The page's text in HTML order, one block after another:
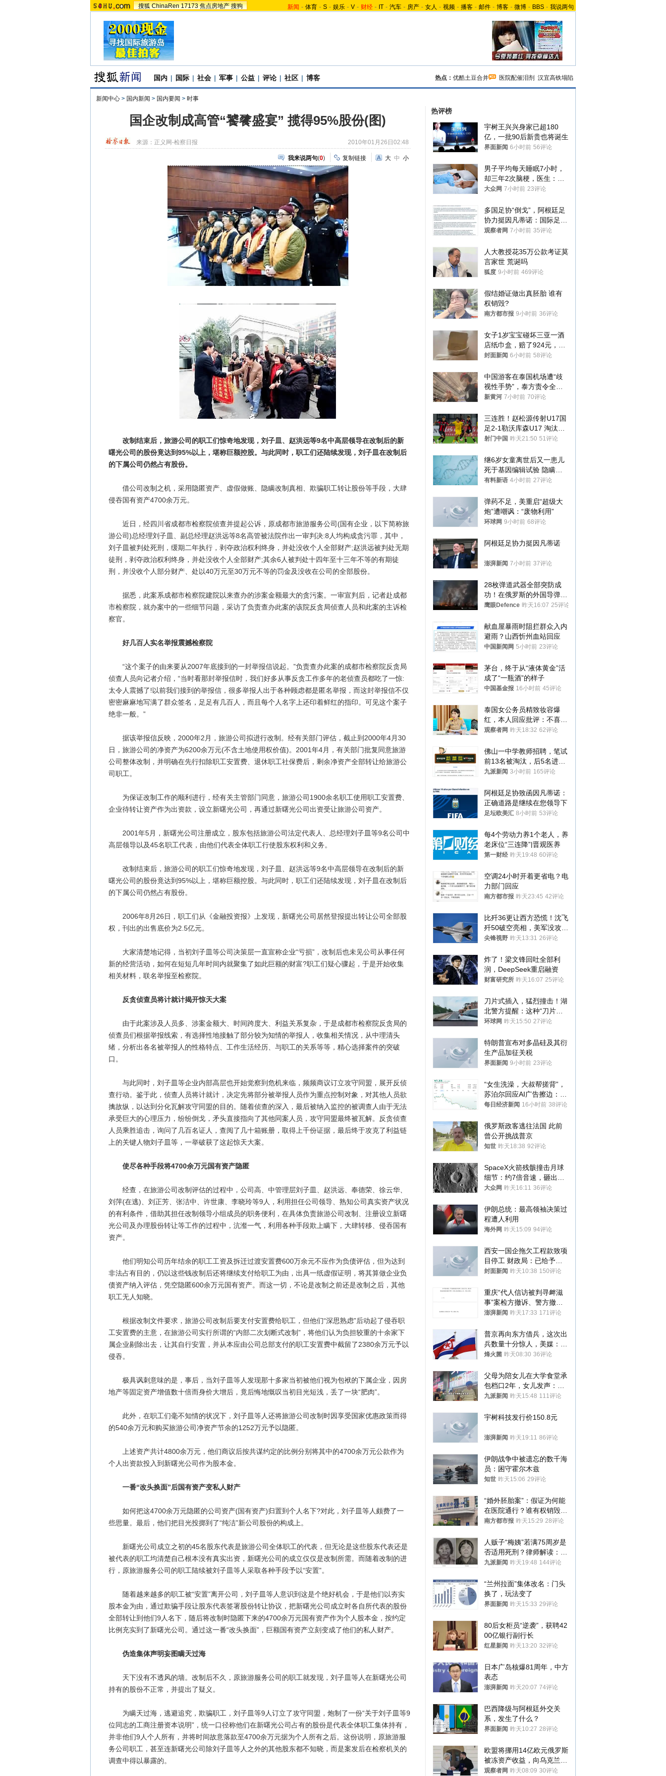
搜狐 ChinaRen 17173 焦点房地产 搜狗 新闻 - 体育 - S - 娱乐 - V - 财经 - IT - 汽车 - 房产 - 女人 - 视频 - 播客 - 邮件 - 博客 - 微博 - BBS - 我说两句
国内 | 国际 | 社会 | 军事 | 公益 | 评论 | 社区 | 博客 热点： 优酷土豆合并 医院配催泪剂 汉宜高铁塌陷
新闻中心 > 国内新闻 > 国内要闻 > 时事
国企改制成高管“饕餮盛宴” 揽得95%股份(图)
来源： 正义网-检察日报 2010年01月26日02:48
我来说两句(0) 复制链接 大 中 小
改制结束后，旅游公司的职工们惊奇地发现，刘子皿、赵洪远等9名中高层领导在改制后的新
曙光公司的股份竟达到95%以上，堪称巨额控股。与此同时，职工们还陆续发现，刘子皿在改制后
的下属公司仍然占有股份。
借公司改制之机，采用隐匿资产、虚假做账、隐瞒改制真相、欺骗职工转让股份等手段，大肆
侵吞国有资产4700余万元。
近日，经四川省成都市检察院侦查并提起公诉，原成都市旅游服务公司(国有企业，以下简称旅
游公司)总经理刘子皿、副总经理赵洪远等8名高管被法院作出一审判决:8人均构成贪污罪，其中，
刘子皿被判处死刑，缓期二年执行，剥夺政治权利终身，并处没收个人全部财产;赵洪远被判处无期
徒刑，剥夺政治权利终身，并处没收个人全部财产;其余6人被判处十四年至十三年不等的有期徒
刑，并没收个人部分财产、处以40万元至30万元不等的罚金及没收在公司的全部股份。
据悉，此案系成都市检察院建院以来查办的涉案金额最大的贪污案。一审宣判后，记者赴成都
市检察院，就办案中的一些细节问题，采访了负责查办此案的该院反贪局侦查人员和此案的主诉检
察官。
好几百人实名举报震撼检察院
“这个案子的由来要从2007年底接到的一封举报信说起。”负责查办此案的成都市检察院反贪局
侦查人员向记者介绍，“当时看那封举报信时，我们好多从事反贪工作多年的老侦查员都吃了一惊:
太令人震撼了!以前我们接到的举报信，很多举报人出于各种顾虑都是匿名举报，而这封举报信不仅
密密麻麻地写满了群众签名，足足有几百人，而且每个人名字上还印着鲜红的指印。可见这个案子
绝非一般。”
据该举报信反映，2000年2月，旅游公司拟进行改制。经有关部门评估，截止到2000年4月30
日，旅游公司的净资产为6200余万元(不含土地使用权价值)。2001年4月，有关部门批复同意旅游
公司整体改制，并明确在先行扣除职工安置费、退休职工社保费后，剩余净资产全部转让给旅游公
司职工。
为保证改制工作的顺利进行，经有关主管部门同意，旅游公司1900余名职工使用职工安置费、
企业待转让资产作为出资款，设立新曙光公司，再通过新曙光公司出资受让旅游公司资产。
2001年5月，新曙光公司注册成立，股东包括旅游公司法定代表人、总经理刘子皿等9名公司中
高层领导以及45名职工代表，由他们代表全体职工行使股东权利和义务。
改制结束后，旅游公司的职工们惊奇地发现，刘子皿、赵洪远等9名中高层领导在改制后的新
曙光公司的股份竟达到95%以上，堪称巨额控股。与此同时，职工们还陆续发现，刘子皿在改制后
的下属公司仍然占有股份。
2006年8月26日，职工们从《金融投资报》上发现，新曙光公司居然登报提出转让公司全部股
权，刊出的出售底价为2.5亿元。
大家清楚地记得，当初刘子皿等公司决策层一直宣称企业“亏损”，改制后也未见公司从事任何
新的经营活动，如何在短短几年时间内就聚集了如此巨额的财富?职工们疑心骤起，于是开始收集
相关材料，联名举报至检察院。
反贪侦查员将计就计揭开惊天大案
由于此案涉及人员多、涉案金额大、时间跨度大、利益关系复杂，于是成都市检察院反贪局的
侦查员们根据举报线索，有选择性地接触了部分较为知情的举报人，收集相关情况，从中理清头
绪，分析出各名被举报人的性格特点、工作生活经历、与职工的关系等等，精心选择案件的突破
口。
与此同时，刘子皿等企业内部高层也开始觉察到危机来临，频频商议订立攻守同盟，展开反侦
查行动。鉴于此，侦查人员将计就计，决定先将部分被举报人员作为重点控制对象，对其他人员欲
擒故纵，以达到分化瓦解攻守同盟的目的。随着侦查的深入，最后被纳入监控的被调查人由于无法
承受巨大的心理压力，纷纷倒戈，矛头直接指向了其他同案人员，攻守同盟最终被瓦解。反贪侦查
人员乘胜追击，询问了几百名证人，查阅了几十箱账册，取得上千份证据，最后终于攻克了利益链
上的关键人物刘子皿等，一举破获了这起惊天大案。
使尽各种手段将4700余万元国有资产隐匿
经查，在旅游公司改制评估的过程中，公司高、中管理层刘子皿、赵洪远、奉德荣、徐云华、
刘萍(在逃)、刘正芳、张洁中、许世康、李晓玲等9人，利用担任公司领导、熟知公司真实资产状况
的有利条件，借助其担任改制领导小组成员的职务便利，在具体负责旅游公司改制、注册设立新曙
光公司及办理股份转让等工作的过程中，沆瀣一气，利用各种手段欺上瞒下，大肆转移、侵吞国有
资产。
他们明知公司历年结余的职工工资及拆迁过渡安置费600万余元不应作为负债评估，但为达到
非法占有目的，仍以这些钱改制后还将继续支付给职工为由，出具一纸虚假证明，将其算做企业负
债资产纳入评估，凭空隐匿600余万元国有资产。而这一切，不论是改制之前还是改制之后，其他
职工无人知晓。
根据改制文件要求，旅游公司改制后要支付安置费给职工，但他们“深思熟虑”后动起了侵吞职
工安置费的主意，在旅游公司实行所谓的“内部二次划断式改制”，将他们认为负担较重的十余家下
属企业剔除出去，让其自行安置，并从本应由公司总部支付的职工安置费中截留了2380余万元予以
侵吞。
极具讽刺意味的是，事后，当刘子皿等人发现那十多家当初被他们视为包袱的下属企业，因房
地产等固定资产增值数十倍而身价大增后，竟后悔地慨叹当初目光短浅，丢了一块“肥肉”。
此外，在职工们毫不知情的状况下，刘子皿等人还将旅游公司改制时因享受国家优惠政策而得
的540余万元和购买旅游公司净资产节余的1252万元予以隐匿。
上述资产共计4800余万元，他们商议后按共谋约定的比例分别将其中的4700余万元公款作为
个人出资款投入到新曙光公司作为股本金。
一番“改头换面”后国有资产变私人财产
如何把这4700余万元隐匿的公司资产(国有资产)归置到个人名下?对此，刘子皿等人颇费了一
些思量。最后，他们把目光投掷到了“纯洁”新公司股份的构成上。
新曙光公司成立之初的45名股东代表是旅游公司全体职工的代表，但无论是这些股东代表还是
被代表的职工均清楚自己根本没有真实出资，新曙光公司的成立仅仅是改制所需。而随着改制的进
行，原旅游服务公司的职工陆续被刘子皿等人采取各种手段予以“安置”。
随着越来越多的职工被“安置”离开公司，刘子皿等人意识到这是个绝好机会，于是他们以夯实
股本金为由，通过欺骗手段让股东代表签署股份转让协议，把新曙光公司成立时各自所代表的股份
全部转让到他们9人名下，随后将改制时隐匿下来的4700余万元国有资产作为个人股本金，按约定
比例充实到了新曙光公司。通过这一番“改头换面”，巨额国有资产立刻变成了他们的私人财产。
伪造集体声明妄图瞒天过海
天下没有不透风的墙。改制后不久，原旅游服务公司的职工就发现，刘子皿等人在新曙光公司
持有的股份不正常，并提出了疑义。
为瞒天过海，逃避追究，欺骗职工，刘子皿等9人订立了攻守同盟，炮制了一份“关于刘子皿等9
位同志的工商注册资本说明”，统一口径称他们在新曙光公司占有的股份是代表全体职工集体持有，
并非他们9人个人所有，并将时间故意落款至4700余万元据为个人所有之后。这份说明，原旅游服
务公司职工，甚至连新曙光公司除刘子皿等人之外的其他股东都不知晓，而是案发后在检察机关的
调查中得以暴露的。
热评榜
宇树王兴兴身家已超180
亿，一批90后新贵也将诞生
界面新闻 6小时前 56评论
男子平均每天睡眠7小时，
却三年2次脑梗，医生：这
样睡觉更伤身
大众网 7小时前 23评论
多国足协“倒戈”，阿根廷足
协力挺因凡蒂诺：国际足联
今后应继续在其领导下前行
观察者网 7小时前 35评论
人大教授花35万公款考证莫
言家世 荒诞吗
狐度 9小时前 469评论
假结婚证做出真胚胎 谁有
权销毁?
南方都市报 9小时前 36评论
女子1岁宝宝碰坏三亚一酒
店纸巾盒，赔了924元，发
帖吐槽后酒店退还一半的
封面新闻 6小时前 58评论
中国游客在泰国机场遭“歧
视性手势”，泰方责令全面
调查，对责任人采取最严厉
新黄河 7小时前 70评论
三连胜！赵松源传射U17国
足2-1勒沃库森U17 淘汰赛
将战河床
射门中国 昨天21:50 51评论
继6岁女童离世后又一患儿
死于基因编辑试验 隐瞒一
年才对外披露
有料新语 4小时前 27评论
弹药不足，美重启“超级大
炮”遭嘲讽：“废物利用”
环球网 9小时前 68评论
阿根廷足协力挺因凡蒂诺
澎湃新闻 7小时前 37评论
28枚弹道武器全部突防成
功！在俄罗斯的外国导弹发
射车都是合法打击目标
鹰眼Defence 昨天16:07 25评论
献血屋暴雨时阻拦群众入内
避雨？山西忻州血站回应
中国新闻网 5小时前 23评论
茅台，终于从“液体黄金”活
成了“一瓶酒”的样子
中国基金报 16小时前 45评论
泰国女公务员精致妆容爆
红，本人回应批评：不喜欢
就别看
观察者网 昨天18:32 62评论
佛山一中学教师招聘，笔试
前13名被淘汰，后5名进体
检，被疑萝卜岗，官方通
九派新闻 3小时前 165评论
阿根廷足协致函因凡蒂诺：
正确道路是继续在您领导下
足坛欧美汇 8小时前 53评论
每4个劳动力养1个老人，养
老床位“三连降”|晋观医养
第一财经 昨天19:48 60评论
空调24小时开着更省电？电
力部门回应
南方都市报 昨天23:45 42评论
比歼36更让西方恐慌！沈飞
歼50破空亮相，美军没攻克
的技术被拿下
尖锋视野 昨天13:31 26评论
炸了！梁文锋回吐全部利
润，DeepSeek重启融资
财富研究所 昨天16:07 25评论
刀片式插入，猛烈撞击！湖
北警方提醒：这种“刀片超
车”，太危险了
环球网 昨天15:50 27评论
特朗普宣布对多晶硅及其衍
生产品加征关税
界面新闻 9小时前 23评论
“女生洗澡，大叔帮搓背”，
苏泊尔回应AI广告擦边：视
频全下架，已强化内容管理
每日经济新闻 16小时前 38评论
俄罗斯政客逃往法国 此前
曾公开挑战普京
知世 昨天18:38 92评论
SpaceX火箭残骸撞击月球
细节：约7倍音速，砸出直
径约30米撞击坑
大众网 昨天16:11 36评论
伊朗总统：最高领袖决策过
程遭人利用
海外网 昨天15:09 94评论
西安一国企拖欠工程款致项
目停工 财政局：已给予处
分，正督促整改
封面新闻 昨天10:38 150评论
重庆“代人信访被判寻衅滋
事”案检方撤诉、警方撤
案，两被告人获国赔
澎湃新闻 昨天17:33 171评论
普京再向东方借兵，这次出
兵数量十分惊人，美媒：俄
朝要动真格？
烽火菌 昨天08:30 36评论
父母为陪女儿在大学食堂承
包档口2年，女儿发声：初
衷是为了陪伴，毕业后将不
九派新闻 昨天15:48 111评论
宇树科技发行价150.8元
澎湃新闻 昨天19:11 86评论
伊朗战争中被遗忘的数千海
员：困守霍尔木兹
知世 昨天15:06 29评论
“婚外胚胎案”：假证为何能
在医院通行？谁有权销毁胚
胎？
南方都市报 昨天15:29 28评论
人贩子“梅姨”若满75周岁是
否适用死刑？律师解读：很
大概率不会被判处死刑
九派新闻 昨天19:48 144评论
“兰州拉面”集体改名：门头
换了，玩法变了
界面新闻 昨天15:33 29评论
80后女柜员“逆袭”，获聘42
00亿银行副行长
红星新闻 昨天13:20 32评论
日本广岛核爆81周年，中方
表态
澎湃新闻 昨天20:07 74评论
巴西降级与阿根廷外交关
系，发生了什么？
界面新闻 昨天10:27 28评论
欧盟将挪用14亿欧元俄罗斯
被冻资产收益，向乌克兰提
供援助
观察者网 昨天08:09 30评论